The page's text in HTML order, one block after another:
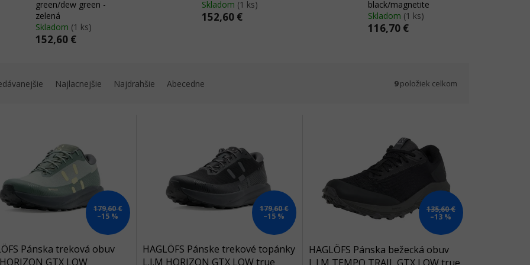
green/dew green -
zelená
Skladom (1 ks)
152,60 €
Skladom (1 ks)
152,60 €
black/magnetite
Skladom (1 ks)
116,70 €
Najlacnejšie Najdrahšie Abecedne 9položiek celkom
179,60 €
–15 %
Pánska treková obuv
GTX LOW
179,60 €
–15 %
HAGLÖFS Pánske trekové topánky
L.I.M HORIZON GTX LOW true
135,60 €
–13 %
HAGLÖFS Pánska bežecká obuv
L.I.M TEMPO TRAIL GTX LOW true